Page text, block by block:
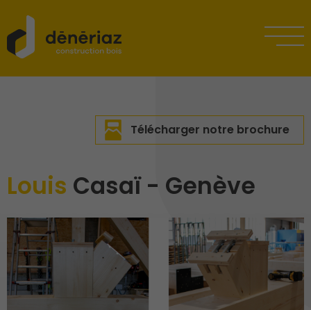
Télécharger notre brochure
Louis Casaï - Genève